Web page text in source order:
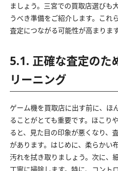
ましょう。三宮での買取店選びも
うべき準備をご紹介します。これ
査定につながる可能性が高まります
5.1. 正確な査定のた
リーニング
ゲーム機を買取店に出す前に、ほ
ることがとても重要です。ほこり
ると、見た目の印象が悪くなり、
があります。はじめに、柔らかい
汚れを拭き取りましょう。次に、
丁寧に掃除します。特に、コント